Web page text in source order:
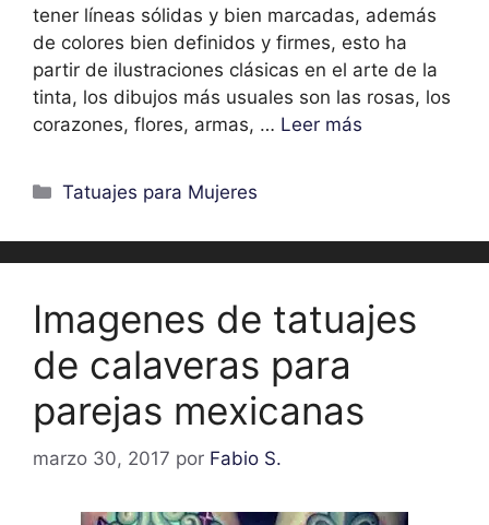
tener líneas sólidas y bien marcadas, además
de colores bien definidos y firmes, esto ha
partir de ilustraciones clásicas en el arte de la
tinta, los dibujos más usuales son las rosas, los
corazones, flores, armas, … Leer más
Categorías
Tatuajes para Mujeres
Imagenes de tatuajes
de calaveras para
parejas mexicanas
marzo 30, 2017 por Fabio S.